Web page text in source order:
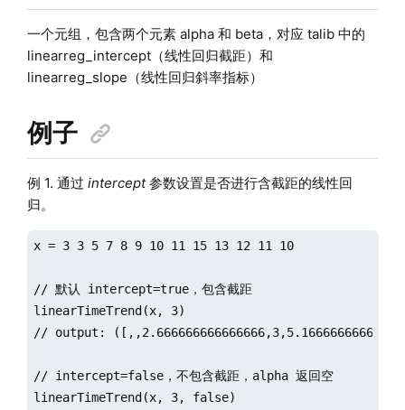
一个元组，包含两个元素 alpha 和 beta，对应 talib 中的
linearreg_intercept（线性回归截距）和
linearreg_slope（线性回归斜率指标）
例子
例 1. 通过 intercept参数设置是否进行含截距的线性回
归。
x = 3 3 5 7 8 9 10 11 15 13 12 11 10
// 默认 intercept=true，包含截距
linearTimeTrend(x, 3)
// output:
// intercept=false，不包含截距，alpha 返回空
linearTimeTrend(x, 3, false)